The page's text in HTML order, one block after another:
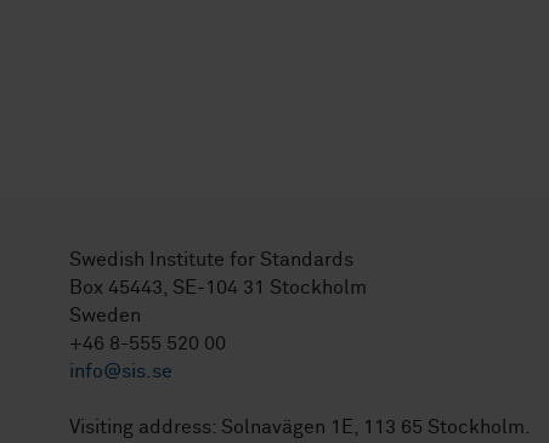
Swedish Institute for Standards
Box 45443, SE-104 31 Stockholm
Sweden
+46 8-555 520 00
info@sis.se
Visiting address: Solnavägen 1E, 113 65 Stockholm.